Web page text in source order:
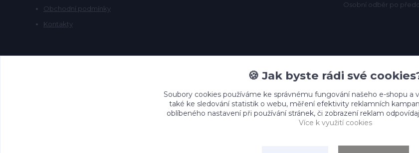
Obchodní podmínky
Kontakty
Osobní odběr po
🍪 Jak byste rádi své
Soubory cookies používáme ke správnému fungování našeho e-shopu a
také ke sledování statistik o webu, měření efektivity reklamních
oblíbeného nastavení při používání stránek, či zobrazení reklam
Více k využití cookies